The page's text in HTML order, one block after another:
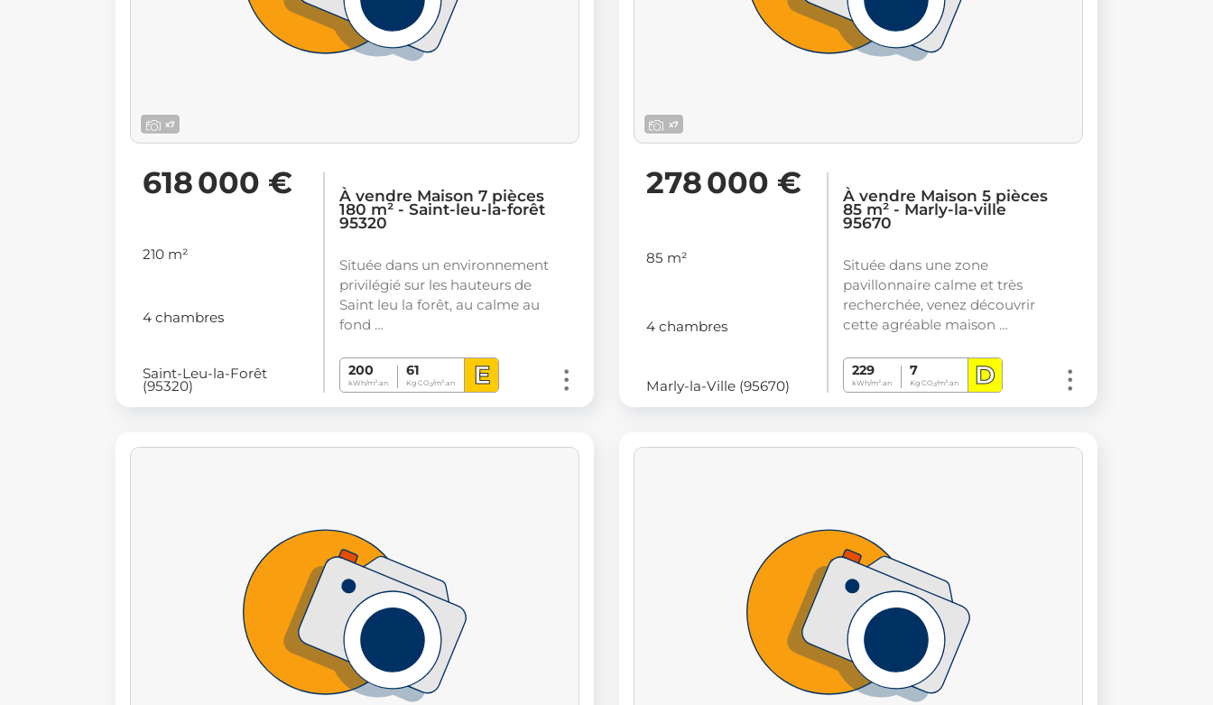
x7
618 000 €
210 m²
4 chambres
Saint-Leu-la-Forêt
(95320)
À vendre Maison 7 pièces
180 m² - Saint-leu-la-forêt
95320
Située dans un environnement
privilégié sur les hauteurs de
Saint leu la forêt, au calme au
fond …
200
kWh/m².an
61
Kg CO2/m².an E
x7
278 000 €
85 m²
4 chambres
Marly-la-Ville (95670)
À vendre Maison 5 pièces
85 m² - Marly-la-ville
95670
Située dans une zone
pavillonnaire calme et très
recherchée, venez découvrir
cette agréable maison …
229
kWh/m².an
7
Kg CO2/m².an D